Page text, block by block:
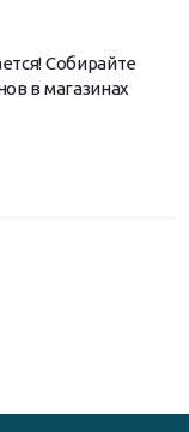
Собирайте
в магазинах